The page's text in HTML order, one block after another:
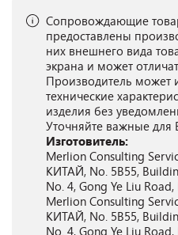
Сопровождающие
предоставлены
них внешнего вида
экрана и может
Производитель может
технические
изделия без
Уточняйте важные для
Изготовитель:
Merlion Consulting
КИТАЙ, No. 5B55,
No. 4, Gong Ye Liu
Merlion Consulting
КИТАЙ, No. 5B55,
No. 4, Gong Ye Liu